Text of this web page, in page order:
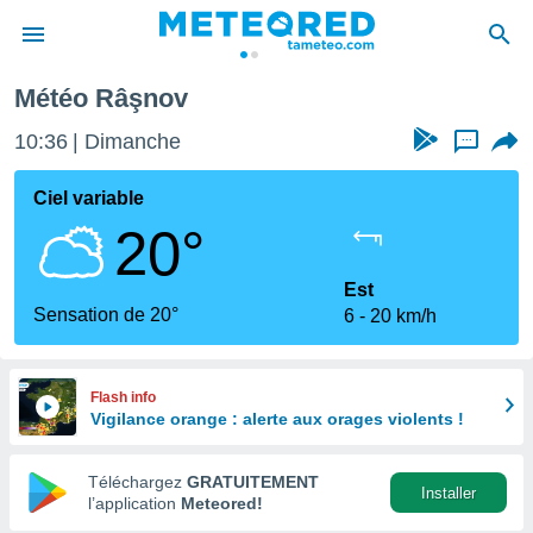
de
Météo Râşnov
10:36 Dimanche ...
Ciel variable
20°
Sensation de 20°
Est
6
20 km/h
Flash info
Vigilance orange : alerte aux orages violents !
Téléchargez GRATUITEMENT
l’application Meteored!
Installer